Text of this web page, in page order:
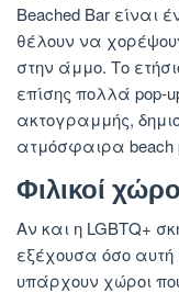
Beached Bar είναι
θέλουν να
στην άμμο. Το
επίσης πολλά pop-
ακτογραμμής,
ατμόσφαιρα beach
Φιλικοί
Αν και η LGBTQ+
εξέχουσα όσο αυτή
υπάρχουν χώροι